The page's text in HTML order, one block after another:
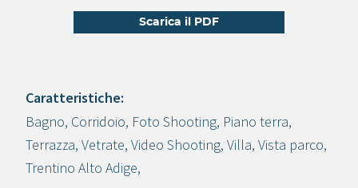
Scarica il PDF
Crea progetto
Caratteristiche:
Bagno, Corridoio, Foto Shooting, Piano terra,
Terrazza, Vetrate, Video Shooting, Villa, Vista parco,
Trentino Alto Adige,